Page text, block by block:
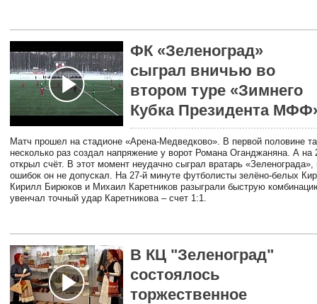
ФК «Зеленоград»
сыграл вничью во
втором туре «Зимнего
Кубка Президента
Матч прошел на стадионе «Арена-Медведково». В первой половине
несколько раз создал напряжение у ворот Романа Оганджаняна. А на
открыл счёт. В этот момент неудачно сыграл вратарь
ошибок он не допускал. На 27-й минуте футболисты зелёно-белых
Кирилл Бирюков и Михаил Каретников разыграли быструю
увенчал точный удар Каретникова – счет 1:1.
В КЦ "Зеленоград"
состоялось
торжественное